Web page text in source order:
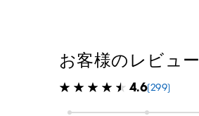
お客様のレビュー
4.6(299)